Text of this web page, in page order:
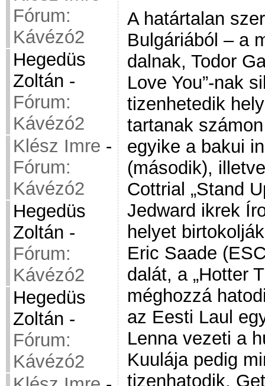
Fórum:
Kávézó2
Hegedüs
Zoltán -
Fórum:
Kávézó2
Klész Imre -
Fórum:
Kávézó2
Hegedüs
Zoltán -
Fórum:
Kávézó2
Hegedüs
Zoltán -
Fórum:
Kávézó2
A határtalan
Bulgáriából – a
dalnak, Todor
Love You”-nak
tizenhetedik
tartanak
egyike a bakui
(második),
Cottrial „Stand
Jedward ikrek
helyet
Eric Saade
dalát, a „Hotter
méghozzá
az Eesti Laul
Lenna vezeti a
Kuulája pedig
tizenhatodik.